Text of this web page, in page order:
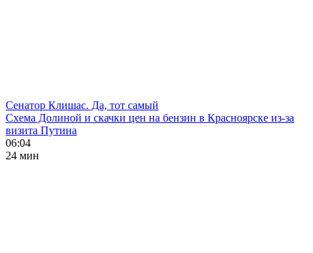
Сенатор Клишас. Да, тот самый
Схема Долиной и скачки цен на бензин в Красноярске из-за
визита Путина
06:04
24 мин